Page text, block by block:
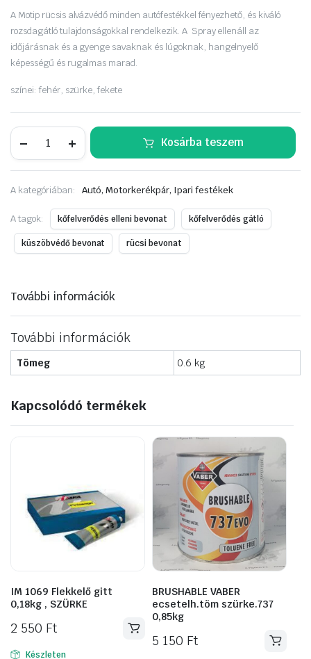
A Motip rücsis alvázvédő minden autófestékkel fényezhető, és kiváló
rozsdagátló tulajdonságokkal rendelkezik. A Spray ellenáll az
időjárásnak és a gyenge savaknak és lúgoknak, hangelnyelő
képességű és rugalmas marad.
színei: fehér, szürke, fekete
rücsis
aer.
fehér
Kosárba teszem
A kategóriában: Autó, Motorkerékpár, Ipari festékek
A tagok: kőfelverődés elleni bevonat kőfelverődés gátló
küszöbvédő bevonat rücsi bevonat
További információk
További információk
Tömeg 0.6 kg
Kapcsolódó termékek
IM 1069 Flekkelő gitt
0,18kg , SZÜRKE
2 550 Ft
Készleten
BRUSHABLE VABER
ecsetelh.töm szürke.737
0,85kg
5 150 Ft